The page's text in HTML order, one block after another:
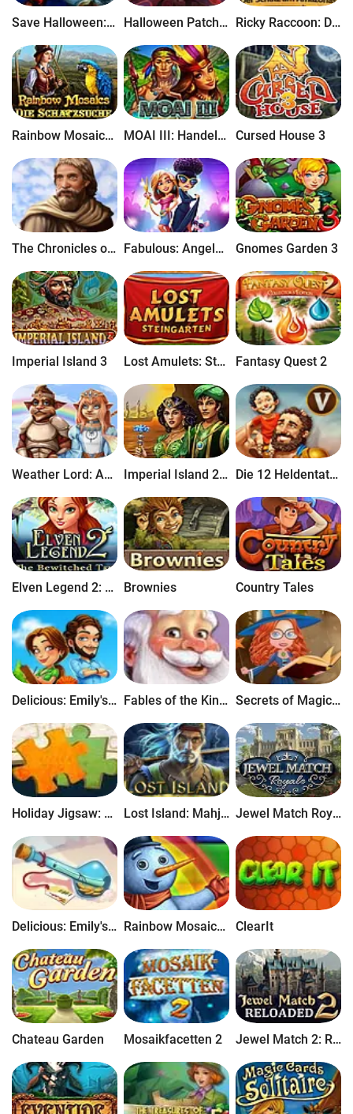
Save Halloween: Die Stadt der Hexen Halloween Patchworks: Trick or Treat Ricky Raccoon: Der Schatz am Amazonas
Rainbow Mosaics: Die Schatzsuche MOAI III: Handelsmission Cursed House 3
The Chronicles of Noah's Ark Fabulous: Angela's Fashion Fever Gnomes Garden 3
Imperial Island 3 Lost Amulets: Steingarten Fantasy Quest 2
Weather Lord: Auf der Spur der Prinzessin Imperial Island 2: The Search for New Land Die 12 Heldentaten des Herkules V: Die Kinder Griechenlands
Elven Legend 2: The Bewitched Tree Brownies Country Tales
Delicious: Emily's Moms vs Dads Fables of the Kingdom II Secrets of Magic 3: Happy Halloween
Holiday Jigsaw: Halloween 4 Lost Island: Mahjong Adventure Jewel Match Royale
Delicious: Emily's Message in a Bottle Rainbow Mosaics: Lichterketten ClearIt
Chateau Garden Mosaikfacetten 2 Jewel Match 2: Reloaded